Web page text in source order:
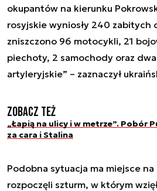
okupantów na kierunku
rosyjskie wyniosły 240 zabitych
zniszczono 96 motocykli, 21
piechoty, 2 samochody oraz
artyleryjskie” – zaznaczył
Zobacz też
„Łapią na ulicy i w metrze”. Pobór
za cara i Stalina
Podobna sytuacja ma miejsce na
rozpoczęli szturm, w którym